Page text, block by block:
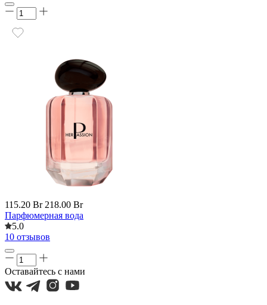
115.20 Br 218.00 Br
Парфюмерная вода
5.0
10 отзывов
Оставайтесь с нами